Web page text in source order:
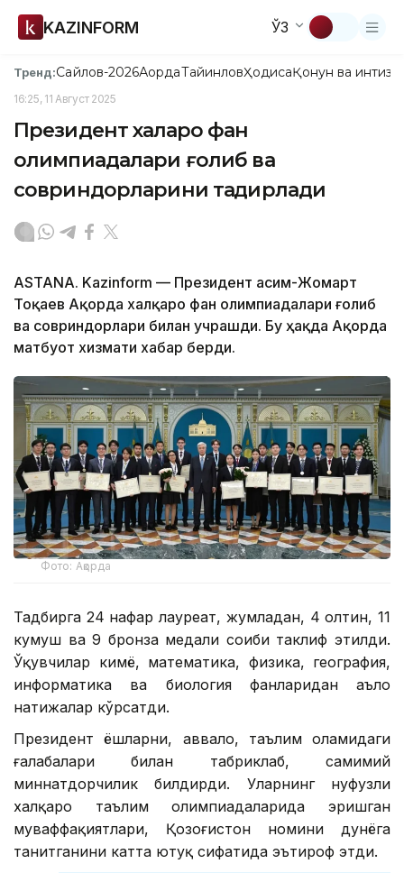
KAZINFORM ЎЗ
Тренд:Сайлов-2026АқордаТайинловҲодисаҚонун ва
16:25, 11 Август 2025
Президент халқаро фан
олимпиадалари ғолиб ва
совриндорларини тақдирлади
ASTANА. Kazinform — Президент Қасим-Жомарт
Тоқаев Ақорда халқаро фан олимпиадалари ғолиб
ва совриндорлари билан учрашди. Бу ҳақда Ақорда
матбуот хизмати хабар берди.
Фото: Ақорда
Тадбирга 24 нафар лауреат, жумладан, 4 олтин, 11
кумуш ва 9 бронза медали соҳиби таклиф этилди.
Ўқувчилар кимё, математика, физика, география,
информатика ва биология фанларидан аъло
натижалар кўрсатди.
Президент ёшларни, аввало, таълим оламидаги
ғалабалари билан табриклаб, самимий
миннатдорчилик билдирди. Уларнинг нуфузли
халқаро таълим олимпиадаларида эришган
муваффақиятлари, Қозоғистон номини дунёга
танитганини катта ютуқ сифатида эътироф этди.